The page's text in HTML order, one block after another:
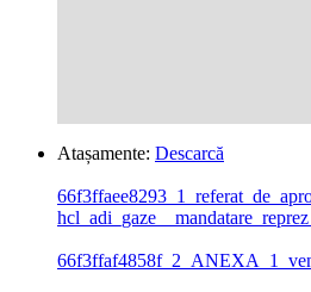
Atașamente: Descarcă